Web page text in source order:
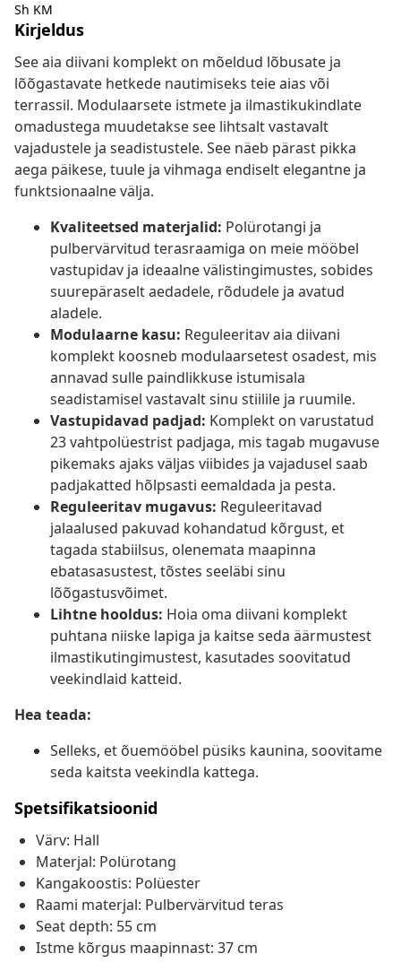
Sh KM
Kirjeldus
See aia diivani komplekt on mõeldud lõbusate ja
lõõgastavate hetkede nautimiseks teie aias või
terrassil. Modulaarsete istmete ja ilmastikukindlate
omadustega muudetakse see lihtsalt vastavalt
vajadustele ja seadistustele. See näeb pärast pikka
aega päikese, tuule ja vihmaga endiselt elegantne ja
funktsionaalne välja.
Kvaliteetsed materjalid: Polürotangi ja
pulbervärvitud terasraamiga on meie mööbel
vastupidav ja ideaalne välistingimustes, sobides
suurepäraselt aedadele, rõdudele ja avatud
aladele.
Modulaarne kasu: Reguleeritav aia diivani
komplekt koosneb modulaarsetest osadest, mis
annavad sulle paindlikkuse istumisala
seadistamisel vastavalt sinu stiilile ja ruumile.
Vastupidavad padjad: Komplekt on varustatud
23 vahtpolüestrist padjaga, mis tagab mugavuse
pikemaks ajaks väljas viibides ja vajadusel saab
padjakatted hõlpsasti eemaldada ja pesta.
Reguleeritav mugavus: Reguleeritavad
jalaalused pakuvad kohandatud kõrgust, et
tagada stabiilsus, olenemata maapinna
ebatasasustest, tõstes seeläbi sinu
lõõgastusvõimet.
Lihtne hooldus: Hoia oma diivani komplekt
puhtana niiske lapiga ja kaitse seda äärmustest
ilmastikutingimustest, kasutades soovitatud
veekindlaid katteid.
Hea teada:
Selleks, et õuemööbel püsiks kaunina, soovitame
seda kaitsta veekindla kattega.
Spetsifikatsioonid
Värv: Hall
Materjal: Polürotang
Kangakoostis: Polüester
Raami materjal: Pulbervärvitud teras
Seat depth: 55 cm
Istme kõrgus maapinnast: 37 cm